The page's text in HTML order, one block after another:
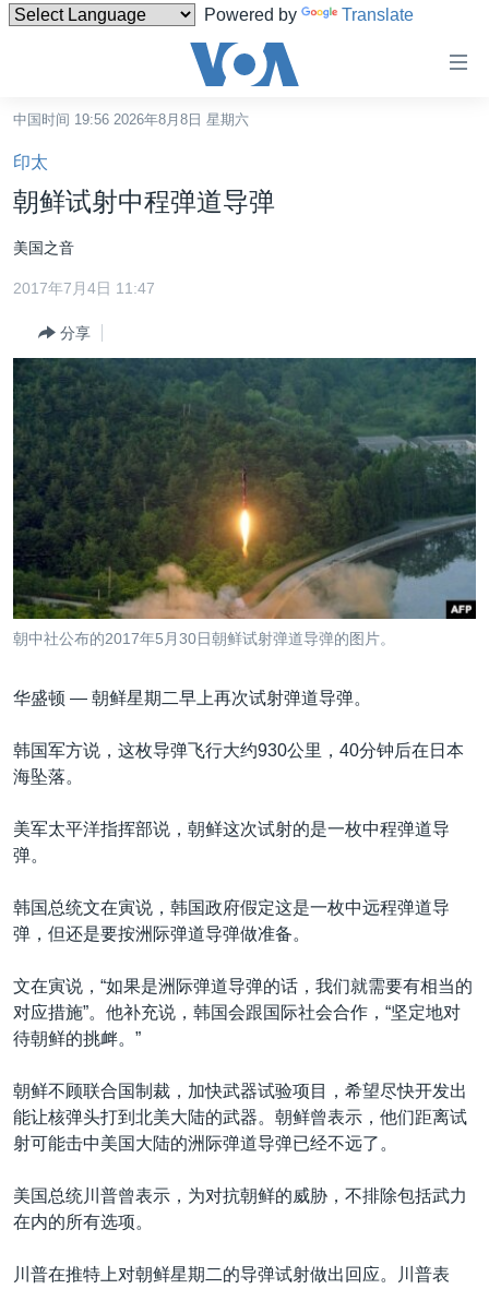
Powered by Translate
碍
链
接
跳
转
内
到
导
航
跳
转
到
检
中国
台湾
港澳
国际
最新国际新闻
印太
中东
欧洲
非洲
美洲
全球议题
分类新闻
经济·金融·贸易
人权·法律·宗教
科教·文娱·体健
军事
劳工
环境
美中关系
热点专题
白宫要闻
国会报道
美中关系
美国建国250周年
美国之音专访
台海两岸关系
GEN Z 看美国
VOA视频
VOA今日焦点
中文广播
关注我们
其他语言网站
中国时间 19:56 2026年8月8日 星期六
印太
朝鲜试射中程弹道导弹
美国之音
2017年7月4日 11:47
分享
朝中社公布的2017年5月30日朝鲜试射弹道导弹的图片。
华盛顿 — 朝鲜星期二早上再次试射弹道导弹。
韩国军方说，这枚导弹飞行大约930公里，40分钟后在日本
海坠落。
美军太平洋指挥部说，朝鲜这次试射的是一枚中程弹道导
弹。
韩国总统文在寅说，韩国政府假定这是一枚中远程弹道导
弹，但还是要按洲际弹道导弹做准备。
文在寅说，“如果是洲际弹道导弹的话，我们就需要有相当的
对应措施”。他补充说，韩国会跟国际社会合作，“坚定地对
待朝鲜的挑衅。”
朝鲜不顾联合国制裁，加快武器试验项目，希望尽快开发出
能让核弹头打到北美大陆的武器。朝鲜曾表示，他们距离试
射可能击中美国大陆的洲际弹道导弹已经不远了。
美国总统川普曾表示，为对抗朝鲜的威胁，不排除包括武力
在内的所有选项。
川普在推特上对朝鲜星期二的导弹试射做出回应。川普表